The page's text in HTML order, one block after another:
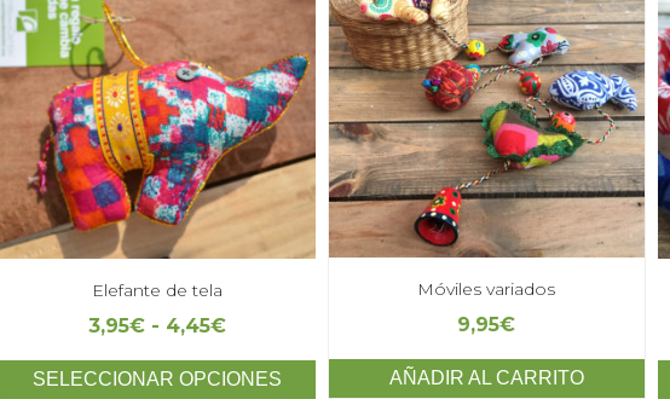
Elefante de tela
3,95€ - 4,45€
SELECCIONAR OPCIONES
Móviles variados
9,95€
AÑADIR AL CARRITO